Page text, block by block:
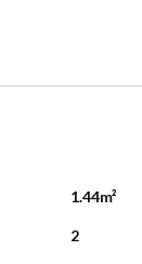
1.44m²
2